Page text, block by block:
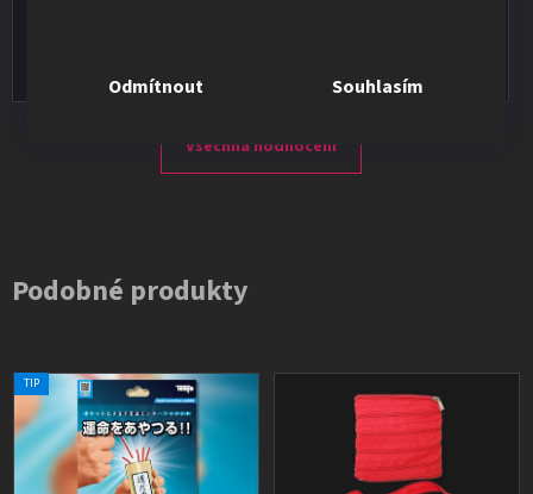
Odmítnout Souhlasím
Všechna hodnocení
Podobné produkty
TIP